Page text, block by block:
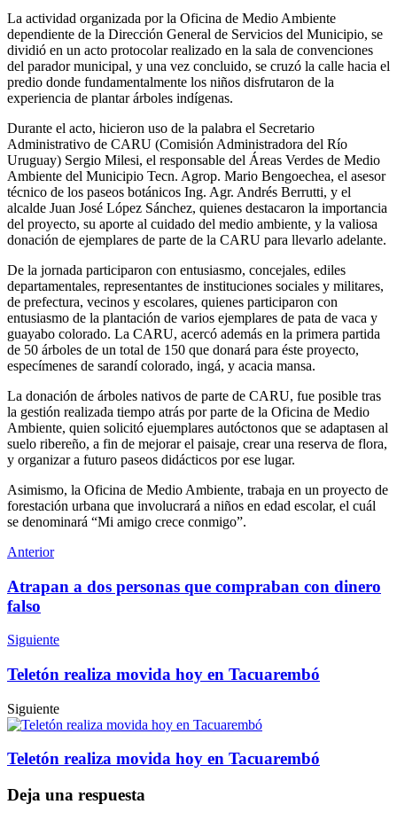
La actividad organizada por la Oficina de Medio Ambiente
dependiente de la Dirección General de Servicios del Municipio, se
dividió en un acto protocolar realizado en la sala de convenciones
del parador municipal, y una vez concluido, se cruzó la calle hacia el
predio donde fundamentalmente los niños disfrutaron de la
experiencia de plantar árboles indígenas.
Durante el acto, hicieron uso de la palabra el Secretario
Administrativo de CARU (Comisión Administradora del Río
Uruguay) Sergio Milesi, el responsable del Áreas Verdes de Medio
Ambiente del Municipio Tecn. Agrop. Mario Bengoechea, el asesor
técnico de los paseos botánicos Ing. Agr. Andrés Berrutti, y el
alcalde Juan José López Sánchez, quienes destacaron la importancia
del proyecto, su aporte al cuidado del medio ambiente, y la valiosa
donación de ejemplares de parte de la CARU para llevarlo adelante.
De la jornada participaron con entusiasmo, concejales, ediles
departamentales, representantes de instituciones sociales y militares,
de prefectura, vecinos y escolares, quienes participaron con
entusiasmo de la plantación de varios ejemplares de pata de vaca y
guayabo colorado. La CARU, acercó además en la primera partida
de 50 árboles de un total de 150 que donará para éste proyecto,
especímenes de sarandí colorado, ingá, y acacia mansa.
La donación de árboles nativos de parte de CARU, fue posible tras
la gestión realizada tiempo atrás por parte de la Oficina de Medio
Ambiente, quien solicitó ejuemplares autóctonos que se adaptasen al
suelo ribereño, a fin de mejorar el paisaje, crear una reserva de flora,
y organizar a futuro paseos didácticos por ese lugar.
Asimismo, la Oficina de Medio Ambiente, trabaja en un proyecto de
forestación urbana que involucrará a niños en edad escolar, el cuál
se denominará “Mi amigo crece conmigo”.
Anterior
Atrapan a dos personas que compraban con dinero
falso
Siguiente
Teletón realiza movida hoy en Tacuarembó
Siguiente
Teletón realiza movida hoy en Tacuarembó
Deja una respuesta